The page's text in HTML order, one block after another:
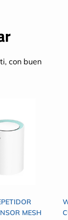
con buen
MESH